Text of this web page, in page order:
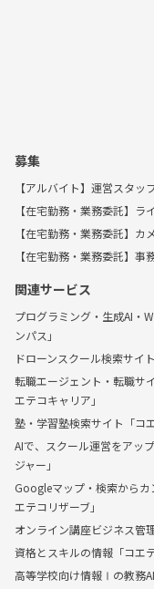
募集
【アルバイト】運営スタッ
【在宅勤務・業務委託】
【在宅勤務・業務委託】カ
【在宅勤務・業務委託】事
関連サービス
プログラミング・生成AI・
ンパス」
ドローンスクール検索サイ
転職エージェント・転職サ
エテコキャリア」
塾・学習塾検索サイト「コ
AIで、スクール運営をアッ
ジャー」
Googleマップ・検索から
エテコリザーブ」
オンライン講座ビジネス管
資格とスキルの情報「コエ
高等学校向け情報Ⅰの教務